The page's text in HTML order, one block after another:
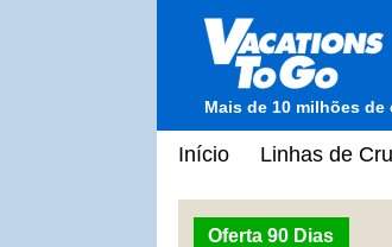
Mais de 10 milhões
Início Linhas de
Oferta 90 Dias